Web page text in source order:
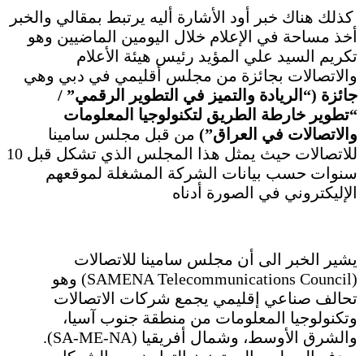
كذلك هناك خبر أود الأشارة أليه يرتبط بمقالي والخبر
أخذ مساحة في الإعلام خلال اليومين الماضيين وهو
تكريم السيد علي المؤيد رئيس هيئة الأعلام
والاتصالات بجائزة من مجلس أقليمي في دبي وهي
جائزة (“الريادة والتميز في التطوير الرقمي” /
“تطوير خارطة الطريق لتكنولوجيا المعلومات
والاتصالات في العراق”) من قبل مجلس سامينا
للاتصالات حيث يمثل هذا المجلس الذي تشكل قبل 10
سنوات حسب بيانات الشركة المشغلة لموقعهم
الإليكتروني في الصورة أدناه
يشير الخبر الى أن مجلس سامينا للاتصالات
(SAMENA Telecommunications Council) وهو
تحالف صناعي إقليمي يجمع شركات الاتصالات
وتكنولوجيا المعلومات من منطقة جنوب آسيا،
والشرق الأوسط، وشمال أفريقيا (SA-ME-NA).